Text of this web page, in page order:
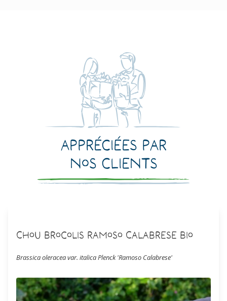
Appréciées par
nos clients
Chou Brocolis Ramoso Calabrese Bio
Brassica oleracea var. italica Plenck 'Ramoso Calabrese'